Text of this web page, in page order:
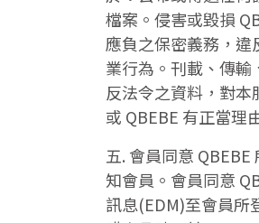
檔案。侵害或毀損
應負之保密義務，
業行為。刊載、傳
反法令之資料，對
或 QBEBE 有正當理
五. 會員同意
知會員。會員同意
訊息(EDM)至會員所